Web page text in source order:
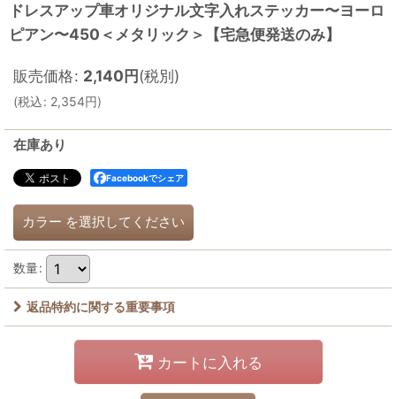
ドレスアップ車オリジナル文字入れステッカー〜ヨーロ
ピアン〜450＜メタリック＞【宅急便発送のみ】
販売価格: 2,140円(税別)
(税込: 2,354円)
在庫あり
Facebookでシェア
カラー を選択してください
数量:
返品特約に関する重要事項
カートに入れる